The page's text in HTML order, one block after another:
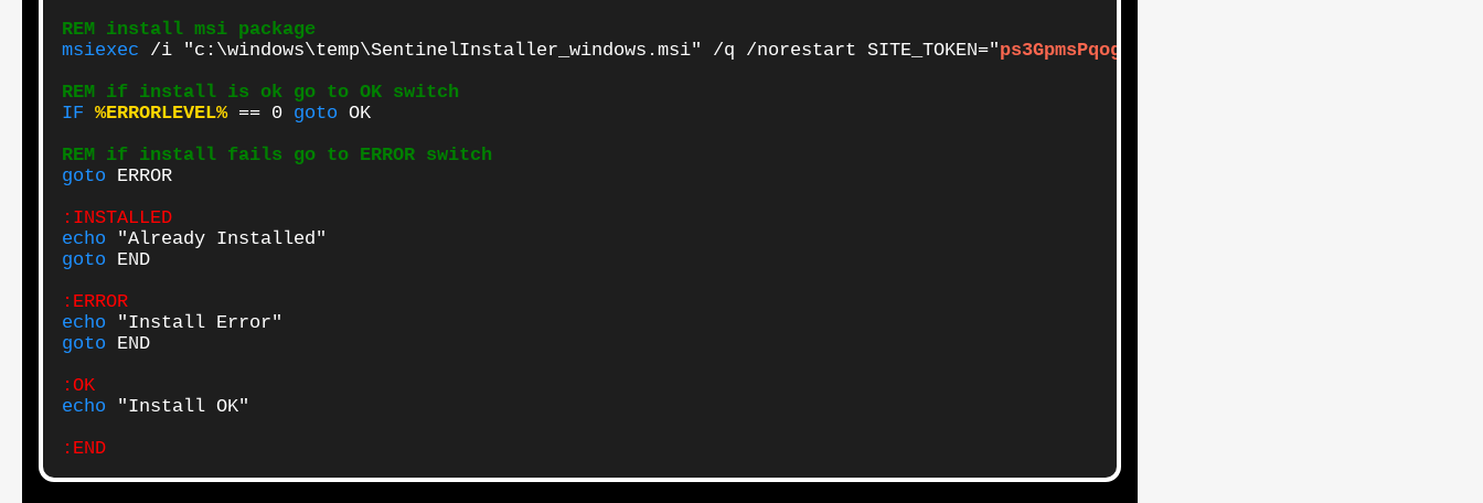
REM install msi package
msiexec /i "c:\windows\temp\SentinelInstaller_windows.msi" /q /norestart SITE_TOKEN="
REM if install is ok go to OK switch
IF %ERRORLEVEL% == 0 goto OK
REM if install fails go to ERROR switch
goto ERROR
:INSTALLED
echo
goto END
:ERROR
echo
goto END
:OK
echo "Install OK"
:END